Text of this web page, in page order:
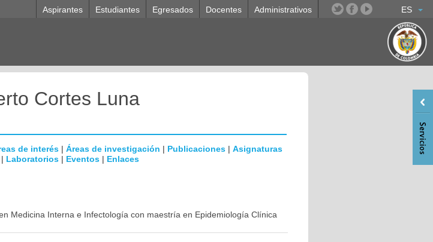
ES
Aspirantes Estudiantes Egresados Docentes Administrativos
Cortes Luna
de interés | Áreas de investigación | Publicaciones | Asignaturas
| Laboratorios | Eventos | Enlaces
Medicina Interna e Infectología con maestría en Epidemiología Clínica